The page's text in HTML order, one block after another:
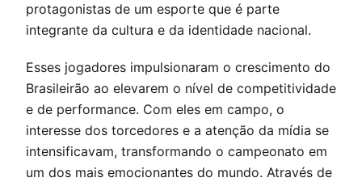
protagonistas de um esporte que é parte
integrante da cultura e da identidade nacional.
Esses jogadores impulsionaram o crescimento do
Brasileirão ao elevarem o nível de competitividade
e de performance. Com eles em campo, o
interesse dos torcedores e a atenção da mídia se
intensificavam, transformando o campeonato em
um dos mais emocionantes do mundo. Através de